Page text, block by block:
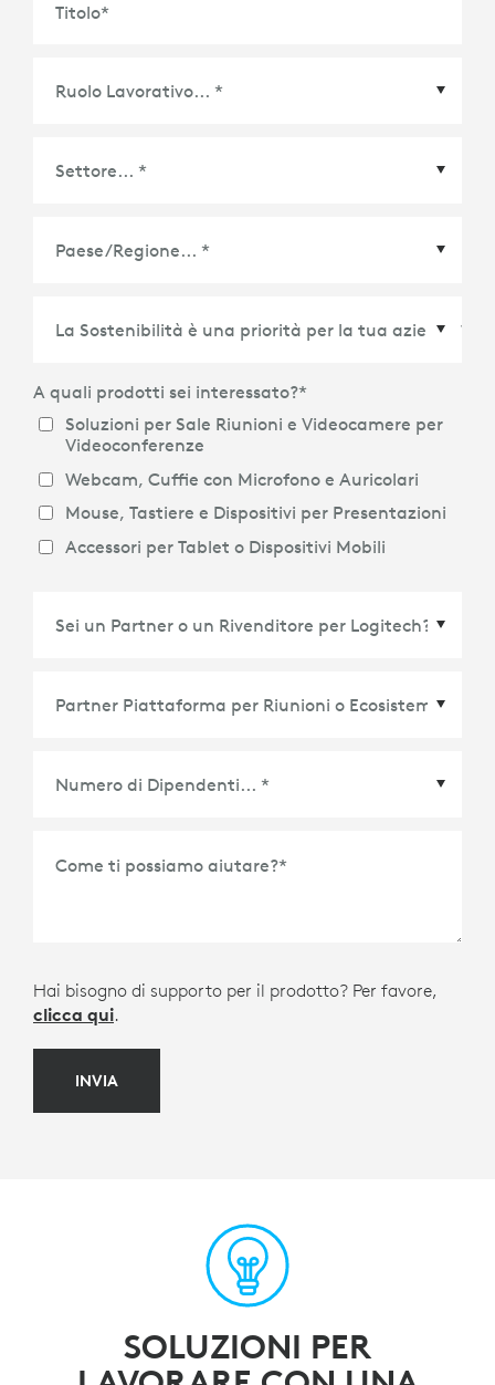
Titolo*
A quali prodotti sei interessato?*
Soluzioni per Sale Riunioni e Videocamere per
Videoconferenze
Webcam, Cuffie con Microfono e Auricolari
Mouse, Tastiere e Dispositivi per Presentazioni
Accessori per Tablet o Dispositivi Mobili
Come ti possiamo aiutare?*
Hai bisogno di supporto per il prodotto? Per favore,
clicca qui.
INVIA
SOLUZIONI PER